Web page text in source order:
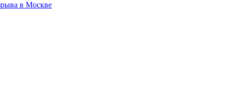
в Москве